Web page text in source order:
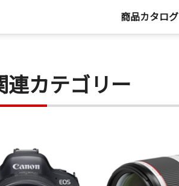
商品カタログ
連カテゴリー